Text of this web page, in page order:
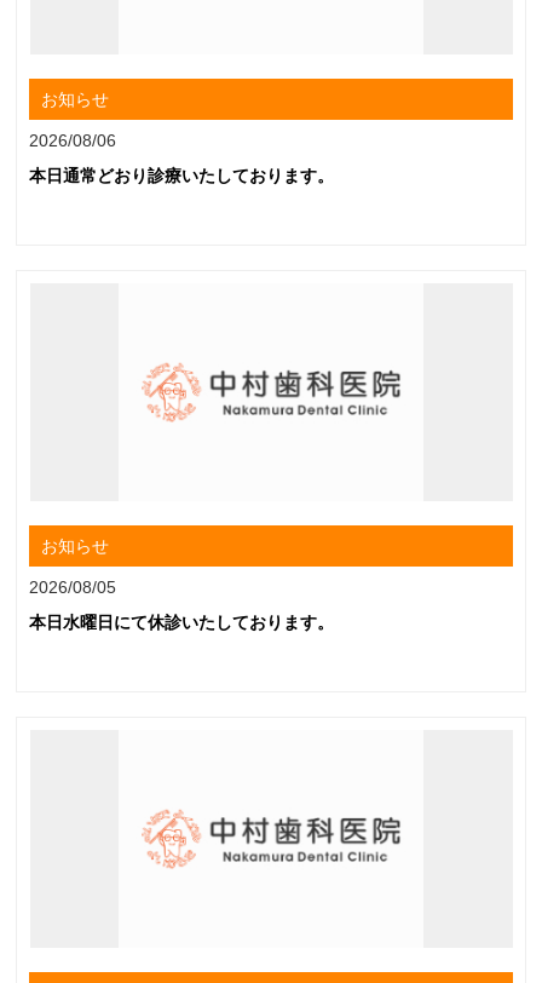
お知らせ
2026/08/06
本日通常どおり診療いたしております。
お知らせ
2026/08/05
本日水曜日にて休診いたしております。